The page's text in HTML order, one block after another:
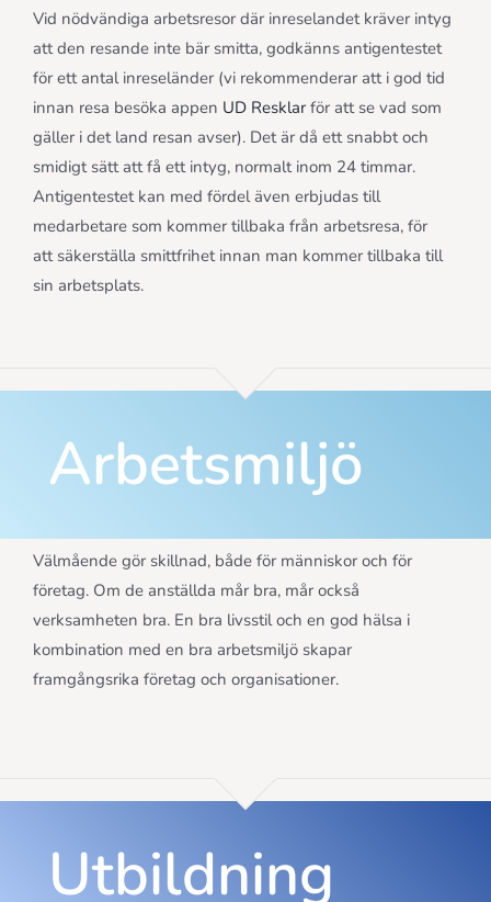
Vid nödvändiga arbetsresor där inreselandet kräver intyg
att den resande inte bär smitta, godkänns antigentestet
för ett antal inreseländer (vi rekommenderar att i god tid
innan resa besöka appen UD Resklarför att se vad som
gäller i det land resan avser). Det är då ett snabbt och
smidigt sätt att få ett intyg, normalt inom 24 timmar.
Antigentestet kan med fördel även erbjudas till
medarbetare som kommer tillbaka från arbetsresa, för
att säkerställa smittfrihet innan man kommer tillbaka till
sin arbetsplats.
Arbetsmiljö
Välmående gör skillnad, både för människor och för
företag. Om de anställda mår bra, mår också
verksamheten bra. En bra livsstil och en god hälsa i
kombination med en bra arbetsmiljö skapar
framgångsrika företag och organisationer.
Utbildning